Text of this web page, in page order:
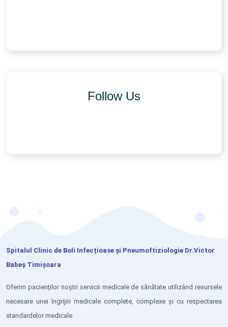
Follow Us
Spitalul Clinic de Boli Infecțioase și Pneumoftiziologie Dr.Victor
Babeș Timișoara
Oferim pacienților noștri servicii medicale de sănătate utilizând resursele
necesare unei îngrijiri medicale complete, complexe și cu respectarea
standardelor medicale.